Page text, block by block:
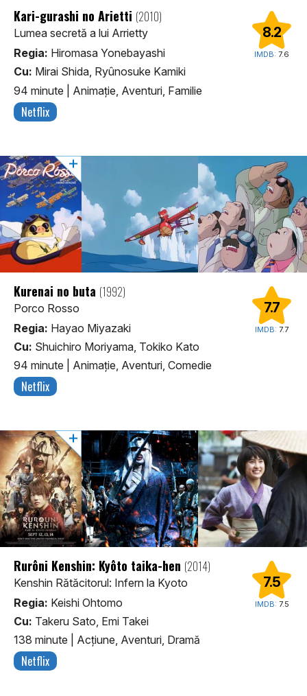
8.2
IMDB: 7.6
Kari-gurashi no Arietti (2010)
Lumea secretă a lui Arrietty
Regia: Hiromasa Yonebayashi
Cu: Mirai Shida, Ryûnosuke Kamiki
94 minute
Animaţie, Aventuri, Familie
Netflix
7.7
IMDB: 7.7
Kurenai no buta (1992)
Porco Rosso
Regia: Hayao Miyazaki
Cu: Shuichiro Moriyama, Tokiko Kato
94 minute
Animaţie, Aventuri, Comedie
Netflix
7.5
IMDB: 7.5
Rurôni Kenshin: Kyôto taika-hen (2014)
Kenshin Rătăcitorul: Infern la Kyoto
Regia: Keishi Ohtomo
Cu: Takeru Sato, Emi Takei
138 minute
Acţiune, Aventuri, Dramă
Netflix